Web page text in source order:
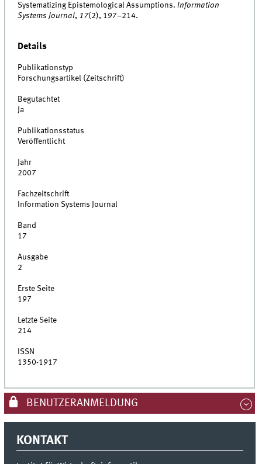
Systematizing Epistemological Assumptions.Information
Systems Journal, 17(2), 197–214.
Details
Publikationstyp
Forschungsartikel (Zeitschrift)
Begutachtet
Ja
Publikationsstatus
Veröffentlicht
Jahr
2007
Fachzeitschrift
Information Systems Journal
Band
17
Ausgabe
2
Erste Seite
197
Letzte Seite
214
ISSN
1350-1917
BENUTZERANMELDUNG
KONTAKT